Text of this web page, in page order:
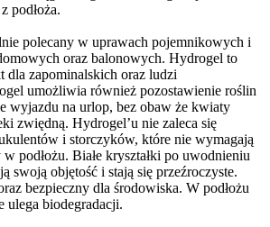
podłoża.
polecany w uprawach pojemnikowych i
oraz balonowych. Hydrogel to
dla zapominalskich oraz ludzi
umożliwia również pozostawienie roślin
wyjazdu na urlop, bez obaw że kwiaty
zwiędną. Hydrogel’u nie zaleca się
i storczyków, które nie wymagają
podłożu. Białe kryształki po uwodnieniu
swoją objętość i stają się przeźroczyste.
bezpieczny dla środowiska. W podłożu
ulega biodegradacji.